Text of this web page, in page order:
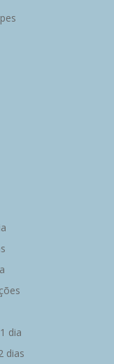
dia
dias